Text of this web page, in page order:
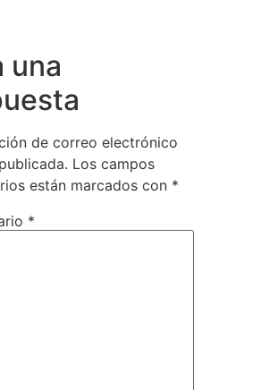
una
de correo electrónico
Los campos
están marcados con *
*